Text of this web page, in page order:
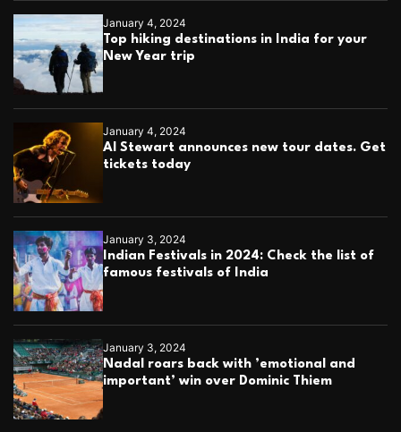
January 4, 2024
Top hiking destinations in India for your
New Year trip
January 4, 2024
Al Stewart announces new tour dates. Get
tickets today
January 3, 2024
Indian Festivals in 2024: Check the list of
famous festivals of India
January 3, 2024
Nadal roars back with ’emotional and
important’ win over Dominic Thiem